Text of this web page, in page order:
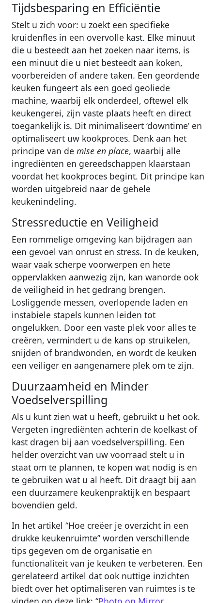
Tijdsbesparing en Efficiëntie
Stelt u zich voor: u zoekt een specifieke
kruidenfles in een overvolle kast. Elke minuut
die u besteedt aan het zoeken naar items, is
een minuut die u niet besteedt aan koken,
voorbereiden of andere taken. Een geordende
keuken fungeert als een goed geoliede
machine, waarbij elk onderdeel, oftewel elk
keukengerei, zijn vaste plaats heeft en direct
toegankelijk is. Dit minimaliseert ‘downtime’ en
optimaliseert uw kookproces. Denk aan het
principe van de mise en place, waarbij alle
ingrediënten en gereedschappen klaarstaan
voordat het kookproces begint. Dit principe kan
worden uitgebreid naar de gehele
keukenindeling.
Stressreductie en Veiligheid
Een rommelige omgeving kan bijdragen aan
een gevoel van onrust en stress. In de keuken,
waar vaak scherpe voorwerpen en hete
oppervlakken aanwezig zijn, kan wanorde ook
de veiligheid in het gedrang brengen.
Losliggende messen, overlopende laden en
instabiele stapels kunnen leiden tot
ongelukken. Door een vaste plek voor alles te
creëren, vermindert u de kans op struikelen,
snijden of brandwonden, en wordt de keuken
een veiliger en aangenamere plek om te zijn.
Duurzaamheid en Minder
Voedselverspilling
Als u kunt zien wat u heeft, gebruikt u het ook.
Vergeten ingrediënten achterin de koelkast of
kast dragen bij aan voedselverspilling. Een
helder overzicht van uw voorraad stelt u in
staat om te plannen, te kopen wat nodig is en
te gebruiken wat u al heeft. Dit draagt bij aan
een duurzamere keukenpraktijk en bespaart
bovendien geld.
In het artikel “Hoe creëer je overzicht in een
drukke keukenruimte” worden verschillende
tips gegeven om de organisatie en
functionaliteit van je keuken te verbeteren. Een
gerelateerd artikel dat ook nuttige inzichten
biedt over het optimaliseren van ruimtes is te